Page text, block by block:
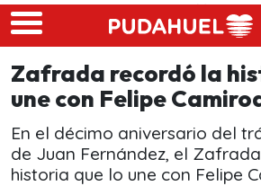
Skip to main content
Zafrada recordó la
une con Felipe
En el décimo aniversario del
de Juan Fernández, el
historia que lo une con Felipe